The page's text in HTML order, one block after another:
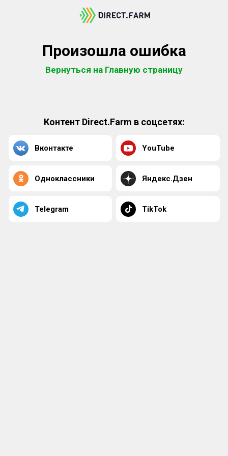
Произошла ошибка
Вернуться на Главную страницу
Контент Direct.Farm в соцсетях:
Вконтакте YouTube
Одноклассники Яндекс.Дзен
Telegram TikTok